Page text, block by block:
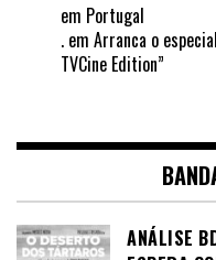
em Portugal
. em Arranca o
TVCine Edition”
ANÁLISE